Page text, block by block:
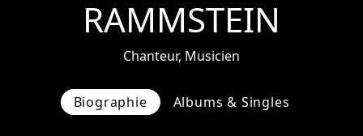
RAMMSTEIN
Chanteur, Musicien
Biographie Albums & Singles